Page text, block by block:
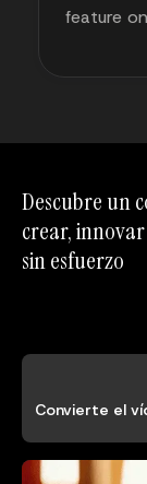
feature on
Descubre un
crear,
sin esfuerzo
Convierte el